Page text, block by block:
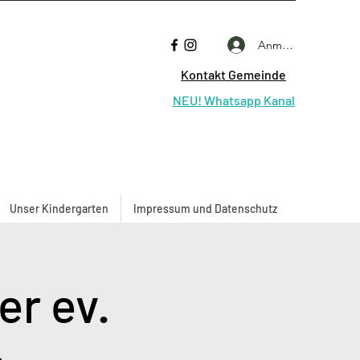
Anmelden
Kontakt Gemeinde
NEU! Whatsapp Kanal
Unser Kindergarten Impressum und Datenschutz
ev.